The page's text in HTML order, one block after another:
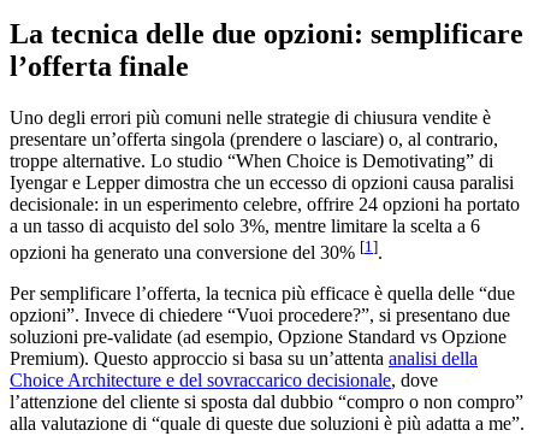
La tecnica delle due opzioni: semplificare
l’offerta finale
Uno degli errori più comuni nelle strategie di chiusura vendite è
presentare un’offerta singola (prendere o lasciare) o, al contrario,
troppe alternative. Lo studio “When Choice is Demotivating” di
Iyengar e Lepper dimostra che un eccesso di opzioni causa paralisi
decisionale: in un esperimento celebre, offrire 24 opzioni ha portato
a un tasso di acquisto del solo 3%, mentre limitare la scelta a 6
opzioni ha generato una conversione del 30% [1].
Per semplificare l’offerta, la tecnica più efficace è quella delle “due
opzioni”. Invece di chiedere “Vuoi procedere?”, si presentano due
soluzioni pre-validate (ad esempio, Opzione Standard vs Opzione
Premium). Questo approccio si basa su un’attenta analisi della
Choice Architecture e del sovraccarico decisionale, dove
l’attenzione del cliente si sposta dal dubbio “compro o non compro”
alla valutazione di “quale di queste due soluzioni è più adatta a me”.